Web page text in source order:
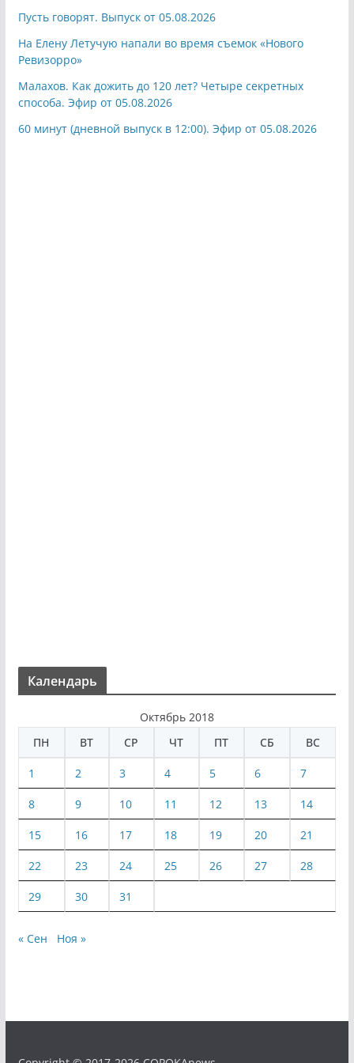
Пусть говорят. Выпуск от 05.08.2026
На Елену Летучую напали во время съемок «Нового
Ревизорро»
Малахов. Как дожить до 120 лет? Четыре секретных
способа. Эфир от 05.08.2026
60 минут (дневной выпуск в 12:00). Эфир от 05.08.2026
Календарь
Октябрь 2018
ПН
ВТ СР ЧТ ПТ СБ ВС
1 2 3 4 5 6 7
8 9 10 11 12 13 14
15 16 17 18 19 20 21
22 23 24 25 26 27 28
29 30 31
« Сен Ноя »